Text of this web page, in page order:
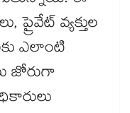
ప్రైవేట్ వ్యక్తుల
ఎలాంటి
జోరుగా